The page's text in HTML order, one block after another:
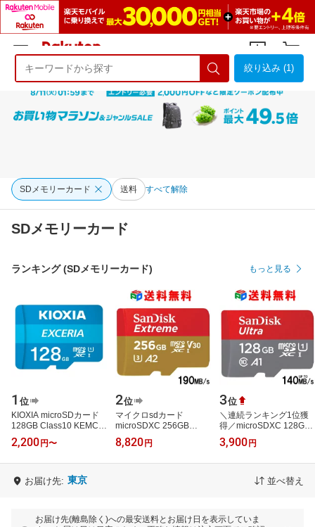
ようこそ 楽天市場へ ログイン
絞り込み (1)
SDメモリーカード 送料 すべて解除
SDメモリーカード
ランキング (SDメモリーカード) もっと見る
1 位
KIOXIA microSDカード
128GB Class10 KEMC-
A128G EXCERIA エクセ
リア 旧東芝メモリ SD変
2,200 円〜
2位
マイクロsdカード
microSDXC 256GB
SanDisk サンディスク
extreme UHS-I U3 V30
8,820 円
3位
＼連続ランキング1位獲
得／microSDXC 128GB
R:140MB/s マイクロSD
カード サンディスク
3,900 円
お届け先: 東京 並べ替え
お届け先(離島除く)への最安送料とお届け日を表示していま